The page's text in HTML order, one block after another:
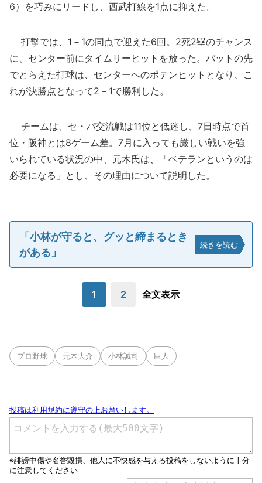
6）を巧みにリードし、西武打線を1点に抑えた。
打撃では、1－1の同点で迎えた6回。2死2塁のチャンス
に、センター前にタイムリーヒットを放った。バットの先
でとらえた打球は、センターへのポテンヒットとなり、こ
れが決勝点となって2－1で勝利した。
チームは、セ・パ交流戦は11位と低迷し、7日時点で首
位・阪神とは8ゲーム差。7月に入っても厳しい戦いを強
いられている状況の中、元木氏は、「ベテランというのは
必要になる」とし、その理由について説明した。
「小林が守ると、グッと締まるとき
がある」
続きを読む
1 2 全文表示
プロ野球 元木大介 小林誠司 巨人